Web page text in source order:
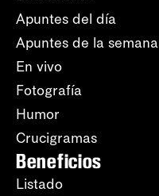
Apuntes del día
Apuntes de la semana
En vivo
Fotografía
Humor
Crucigramas
Beneficios
Listado